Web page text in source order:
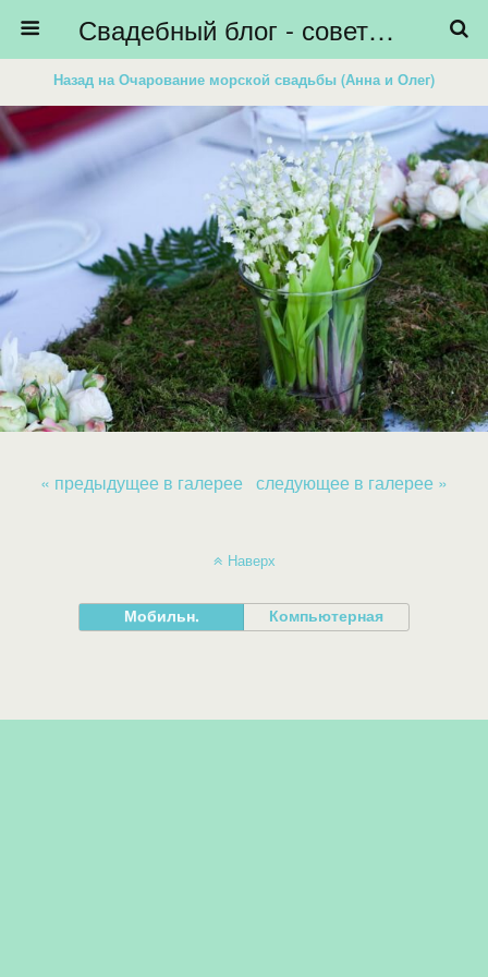
Свадебный блог - советы невестам, подготовка к свадьбе - HiBride
Назад на Очарование морской свадьбы (Анна и Олег)
« предыдущее в галерее следующее в галерее »
Наверх
Мобильн. Компьютерная